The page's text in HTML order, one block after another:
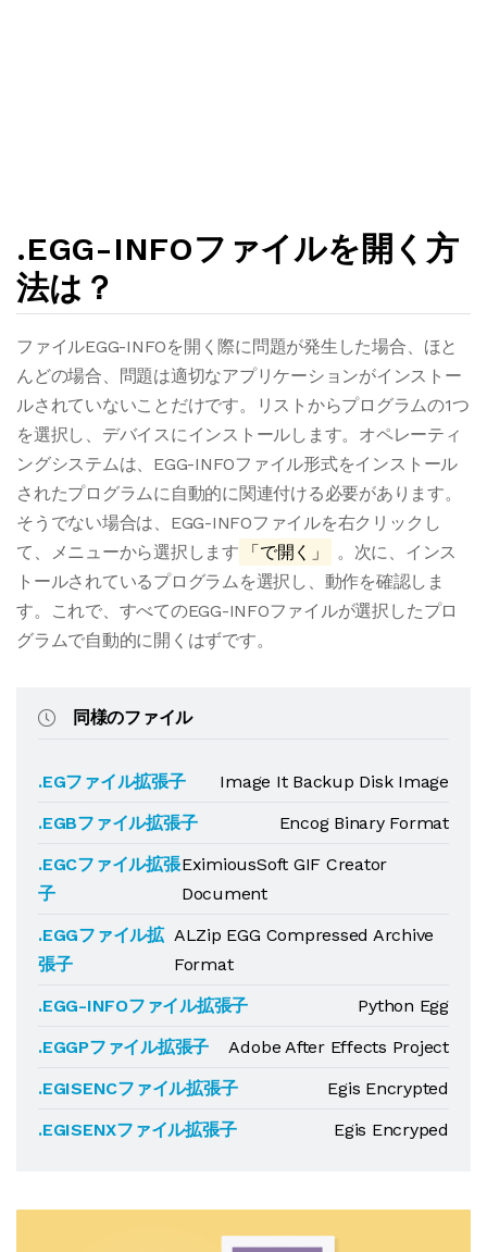
.EGG-INFOファイルを開く方
法は？
ファイルEGG-INFOを開く際に問題が発生した場合、ほと
んどの場合、問題は適切なアプリケーションがインストー
ルされていないことだけです。リストからプログラムの1つ
を選択し、デバイスにインストールします。オペレーティ
ングシステムは、EGG-INFOファイル形式をインストール
されたプログラムに自動的に関連付ける必要があります。
そうでない場合は、EGG-INFOファイルを右クリックし
て、メニューから選択します
「で開く」
。次に、インス
トールされているプログラムを選択し、動作を確認しま
す。これで、すべてのEGG-INFOファイルが選択したプロ
グラムで自動的に開くはずです。
同様のファイル
.EGファイル拡張子
Image It Backup Disk Image
.EGBファイル拡張子
Encog Binary Format
.EGCファイル拡張
子
EximiousSoft GIF Creator
Document
.EGGファイル拡
張子
ALZip EGG Compressed Archive
Format
.EGG-INFOファイル拡張子
Python Egg
.EGGPファイル拡張子
Adobe After Effects Project
.EGISENCファイル拡張子
Egis Encrypted
.EGISENXファイル拡張子
Egis Encryped